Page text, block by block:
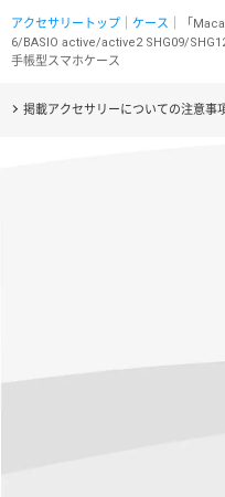
アクセサリートップ ケース ｜「
6/BASIO active/active2 SHG09/
手帳型スマホケース
掲載アクセサリーについての注意事